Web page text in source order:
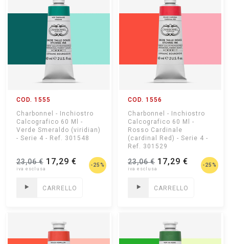
COD. 1555
Charbonnel - Inchiostro
Calcografico 60 Ml -
Verde Smeraldo (viridian)
- Serie 4 - Ref. 301548
23,06 €17,29 € -25%
CARRELLO
COD. 1556
Charbonnel - Inchiostro
Calcografico 60 Ml -
Rosso Cardinale
(cardinal Red) - Serie 4 -
Ref. 301529
23,06 € 17,29 € -25%
CARRELLO